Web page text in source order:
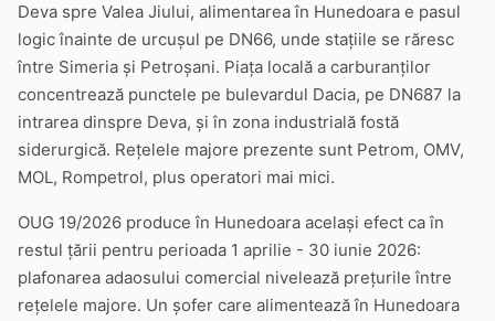
Deva spre Valea Jiului, alimentarea în Hunedoara e pasul
logic înainte de urcușul pe DN66, unde stațiile se răresc
între Simeria și Petroșani. Piața locală a carburanților
concentrează punctele pe bulevardul Dacia, pe DN687 la
intrarea dinspre Deva, și în zona industrială fostă
siderurgică. Rețelele majore prezente sunt Petrom, OMV,
MOL, Rompetrol, plus operatori mai mici.
OUG 19/2026 produce în Hunedoara același efect ca în
restul țării pentru perioada 1 aprilie - 30 iunie 2026:
plafonarea adaosului comercial nivelează prețurile între
rețelele majore. Un șofer care alimentează în Hunedoara